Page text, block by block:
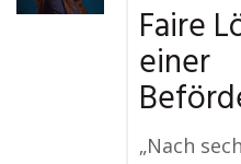
Faire
einer
„Nach